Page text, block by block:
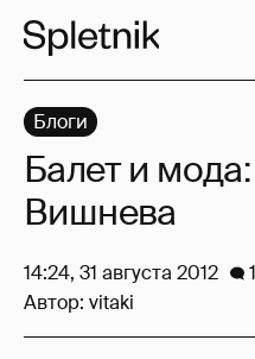
Блоги
Балет и
Вишнева
14:24, 31 августа 2012
Автор: vitaki